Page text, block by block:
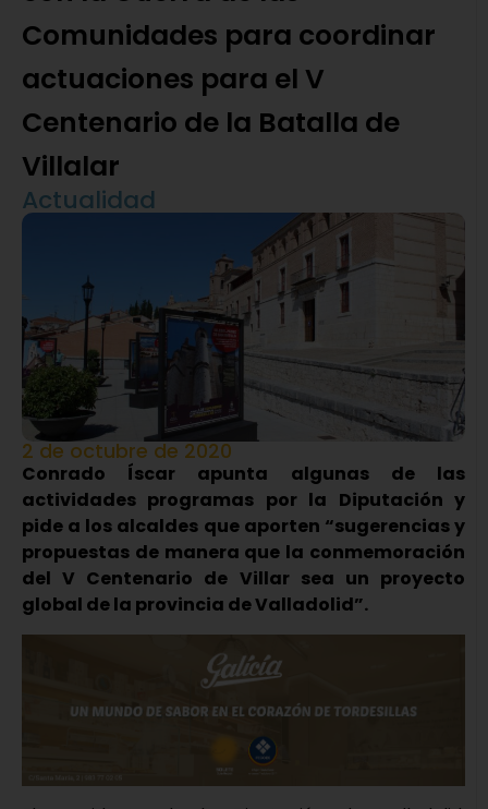
Comunidades para coordinar
actuaciones para el V
Centenario de la Batalla de
Villalar
Actualidad
2 de octubre de 2020
Conrado Íscar apunta algunas de las
actividades programas por la Diputación y
pide a los alcaldes que aporten “sugerencias y
propuestas de manera que la conmemoración
del V Centenario de Villar sea un proyecto
global de la provincia de Valladolid”.